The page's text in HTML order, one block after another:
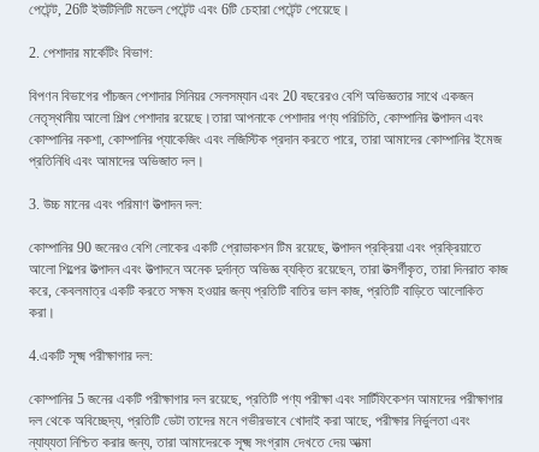
পেটেন্ট, 26টি ইউটিলিটি মডেল পেটেন্ট এবং 6টি চেহারা পেটেন্ট পেয়েছে।
2. পেশাদার মার্কেটিং বিভাগ:
বিপণন বিভাগের পাঁচজন পেশাদার সিনিয়র সেলসম্যান এবং 20 বছরেরও বেশি অভিজ্ঞতার সাথে একজন
নেতৃস্থানীয় আলো শিল্প পেশাদার রয়েছে।তারা আপনাকে পেশাদার পণ্য পরিচিতি, কোম্পানির উত্পাদন এবং
কোম্পানির নকশা, কোম্পানির প্যাকেজিং এবং লজিস্টিক প্রদান করতে পারে, তারা আমাদের কোম্পানির ইমেজ
প্রতিনিধি এবং আমাদের অভিজাত দল।
3. উচ্চ মানের এবং পরিমাণ উত্পাদন দল:
কোম্পানির 90 জনেরও বেশি লোকের একটি প্রোডাকশন টিম রয়েছে, উত্পাদন প্রক্রিয়া এবং প্রক্রিয়াতে
আলো শিল্পের উত্পাদন এবং উত্পাদনে অনেক দুর্দান্ত অভিজ্ঞ ব্যক্তি রয়েছেন, তারা উত্সর্গীকৃত, তারা দিনরাত কাজ
করে, কেবলমাত্র একটি করতে সক্ষম হওয়ার জন্য প্রতিটি বাতির ভাল কাজ, প্রতিটি বাড়িতে আলোকিত
করা।
4.একটি সূক্ষ্ম পরীক্ষাগার দল:
কোম্পানির 5 জনের একটি পরীক্ষাগার দল রয়েছে, প্রতিটি পণ্য পরীক্ষা এবং সার্টিফিকেশন আমাদের পরীক্ষাগার
দল থেকে অবিচ্ছেদ্য, প্রতিটি ডেটা তাদের মনে গভীরভাবে খোদাই করা আছে, পরীক্ষার নির্ভুলতা এবং
ন্যায্যতা নিশ্চিত করার জন্য, তারা আমাদেরকে সূক্ষ্ম সংগ্রাম দেখতে দেয় আত্মা